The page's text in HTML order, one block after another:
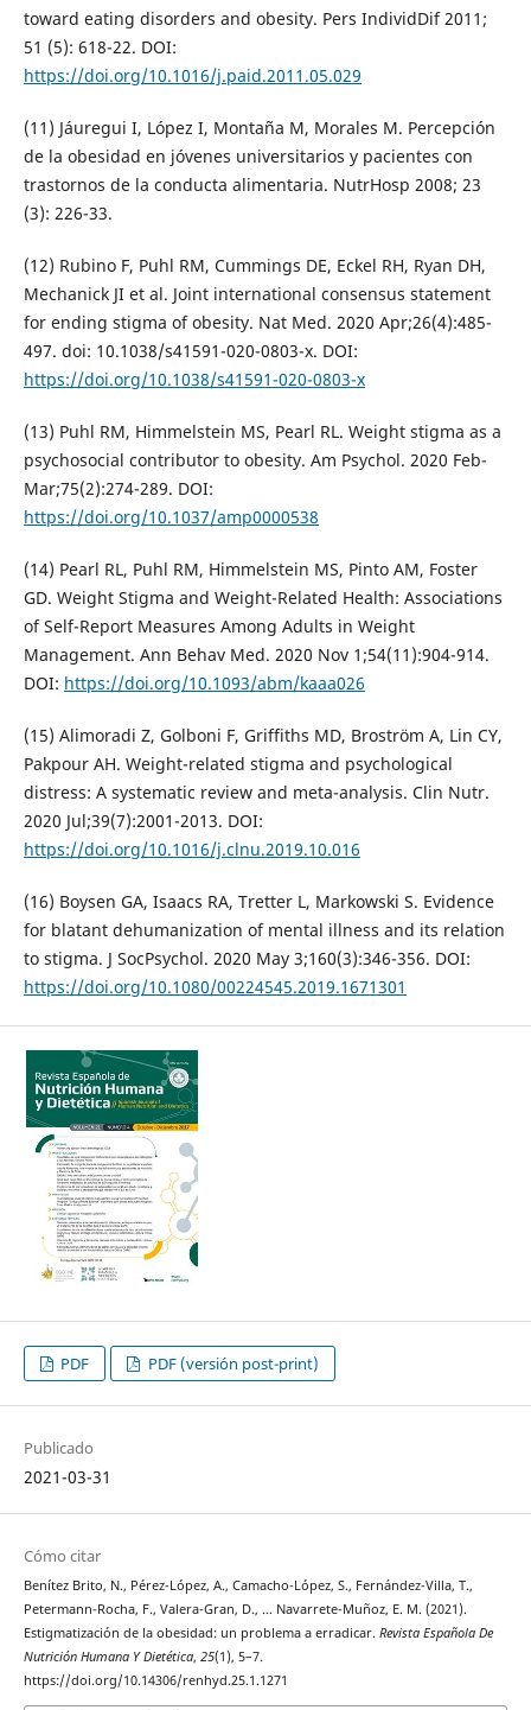
toward eating disorders and obesity. Pers IndividDif 2011;
51 (5): 618-22. DOI:
https://doi.org/10.1016/j.paid.2011.05.029
(11) Jáuregui I, López I, Montaña M, Morales M. Percepción
de la obesidad en jóvenes universitarios y pacientes con
trastornos de la conducta alimentaria. NutrHosp 2008; 23
(3): 226-33.
(12) Rubino F, Puhl RM, Cummings DE, Eckel RH, Ryan DH,
Mechanick JI et al. Joint international consensus statement
for ending stigma of obesity. Nat Med. 2020 Apr;26(4):485-
497. doi: 10.1038/s41591-020-0803-x. DOI:
https://doi.org/10.1038/s41591-020-0803-x
(13) Puhl RM, Himmelstein MS, Pearl RL. Weight stigma as a
psychosocial contributor to obesity. Am Psychol. 2020 Feb-
Mar;75(2):274-289. DOI:
https://doi.org/10.1037/amp0000538
(14) Pearl RL, Puhl RM, Himmelstein MS, Pinto AM, Foster
GD. Weight Stigma and Weight-Related Health: Associations
of Self-Report Measures Among Adults in Weight
Management. Ann Behav Med. 2020 Nov 1;54(11):904-914.
DOI: https://doi.org/10.1093/abm/kaaa026
(15) Alimoradi Z, Golboni F, Griffiths MD, Broström A, Lin CY,
Pakpour AH. Weight-related stigma and psychological
distress: A systematic review and meta-analysis. Clin Nutr.
2020 Jul;39(7):2001-2013. DOI:
https://doi.org/10.1016/j.clnu.2019.10.016
(16) Boysen GA, Isaacs RA, Tretter L, Markowski S. Evidence
for blatant dehumanization of mental illness and its relation
to stigma. J SocPsychol. 2020 May 3;160(3):346-356. DOI:
https://doi.org/10.1080/00224545.2019.1671301
PDF PDF (versión post-print)
Publicado
2021-03-31
Cómo citar
Benítez Brito, N., Pérez-López, A., Camacho-López, S., Fernández-Villa, T.,
Petermann-Rocha, F., Valera-Gran, D., … Navarrete-Muñoz, E. M. (2021).
Estigmatización de la obesidad: un problema a erradicar. Revista Española De
Nutrición Humana Y Dietética, 25(1), 5–7.
https://doi.org/10.14306/renhyd.25.1.1271